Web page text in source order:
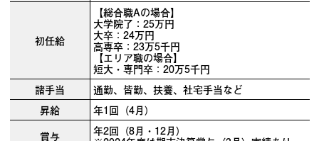
初任給
【総合職Aの場合】
大学院了：25万円
大卒：24万円
高専卒：23万5千円
【エリア職の場合】
短大・専門卒：20万5千円
諸手当
通勤、皆勤、扶養、社宅手当など
昇給
年1回（4月）
賞与
年2回（8月・12月）